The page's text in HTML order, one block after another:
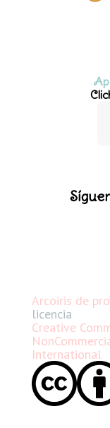
Arcoiris de
licencia
Creative
International